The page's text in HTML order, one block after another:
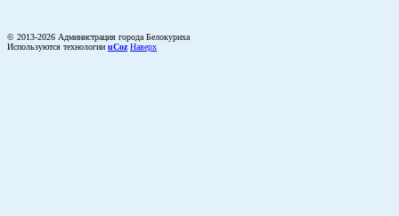
© 2013-2026 Администрация города Белокуриха
Используются технологии uCoz Наверх